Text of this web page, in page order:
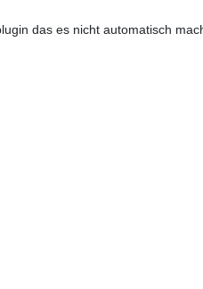
das es nicht automatisch